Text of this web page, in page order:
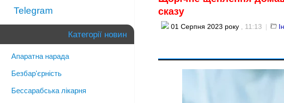
сказу
01 Серпня 2023 року , 11:13 |
Telegram
Категорії новин
Апаратна нарада
Безбар'єрність
Бессарабська лікарня